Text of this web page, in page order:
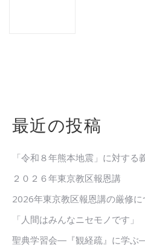
最近の投稿
「令和８年熊本地震」に対する
２０２６年東京教区報恩講
2026年東京教区報恩講の厳修に
「人間はみんなニセモノです」
聖典学習会―『観経疏』に学ぶ